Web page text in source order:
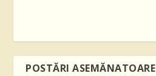
POSTĂRI ASEMĂNATOARE